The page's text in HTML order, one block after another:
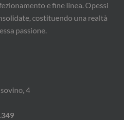
e fine linea. Opessi
costituendo una realtà
passione.
4